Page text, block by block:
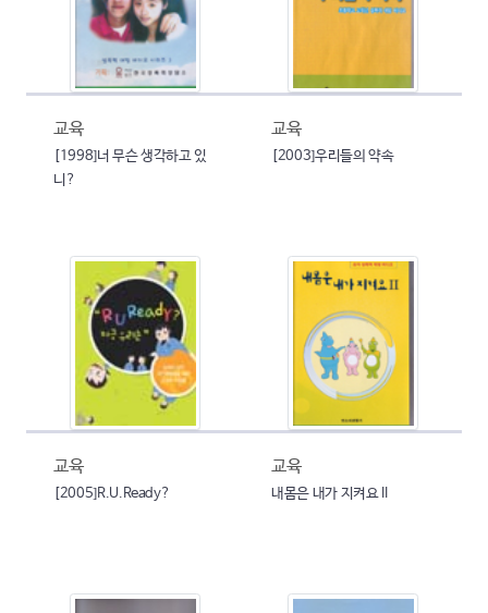
교육
[1998]너 무슨 생각하고 있
니?
교육
[2003]우리들의 약속
교육
[2005]R.U.Ready?
교육
내몸은 내가 지켜요 II